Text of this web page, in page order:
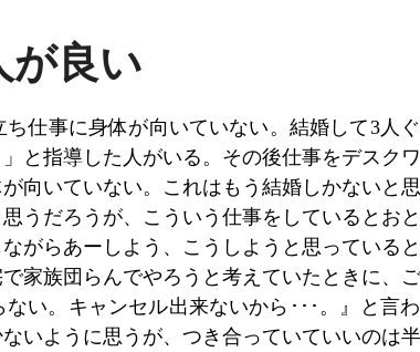
が良い
仕事に身体が向いていない。結婚して3人
と指導した人がいる。その後仕事をデスク
向いていない。これはもう結婚しかないと
うだろうが、こういう仕事をしているとお
がらあーしよう、こうしようと思っている
家族団らんでやろうと考えていたときに、
い。キャンセル出来ないから･･･。』と言
いように思うが、つき合っていていいのは